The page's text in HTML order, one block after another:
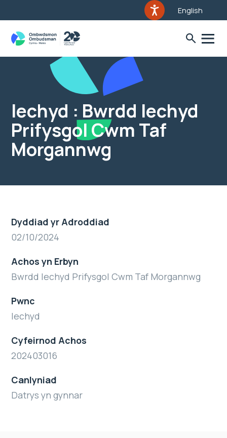
English
Iechyd : Bwrdd Iechyd
Prifysgol Cwm Taf
Morgannwg
Dyddiad yr Adroddiad
02/10/2024
Achos yn Erbyn
Bwrdd Iechyd Prifysgol Cwm Taf Morgannwg
Pwnc
Iechyd
Cyfeirnod Achos
202403016
Canlyniad
Datrys yn gynnar